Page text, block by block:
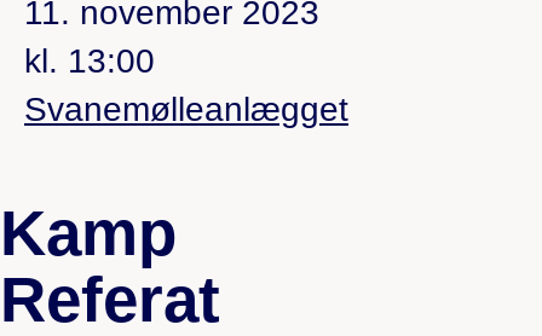
11. november 2023
kl. 13:00
Svanemølleanlægget
Kamp
Referat